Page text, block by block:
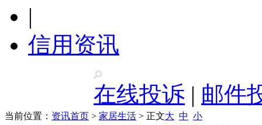
|
信用资讯
在线投诉 | 邮件
当前位置： 资讯首页 > 家居生活 > 正文大 中 小